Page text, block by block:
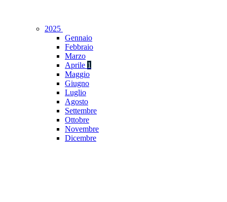
2025
Gennaio
Febbraio
Marzo
Aprile 1
Maggio
Giugno
Luglio
Agosto
Settembre
Ottobre
Novembre
Dicembre